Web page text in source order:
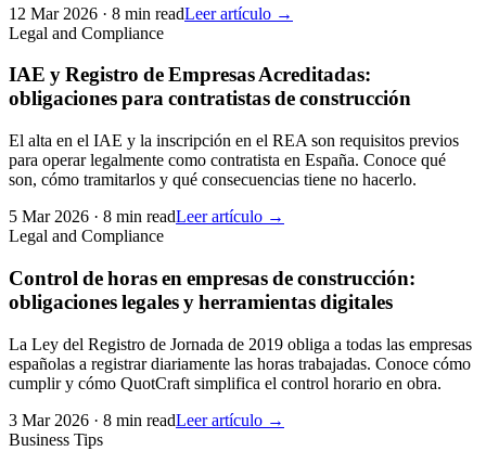
12 Mar 2026 · 8 min readLeer artículo →
Legal and Compliance
IAE y Registro de Empresas Acreditadas:
obligaciones para contratistas de construcción
El alta en el IAE y la inscripción en el REA son requisitos previos
para operar legalmente como contratista en España. Conoce qué
son, cómo tramitarlos y qué consecuencias tiene no hacerlo.
5 Mar 2026 · 8 min readLeer artículo →
Legal and Compliance
Control de horas en empresas de construcción:
obligaciones legales y herramientas digitales
La Ley del Registro de Jornada de 2019 obliga a todas las empresas
españolas a registrar diariamente las horas trabajadas. Conoce cómo
cumplir y cómo QuotCraft simplifica el control horario en obra.
3 Mar 2026 · 8 min readLeer artículo →
Business Tips